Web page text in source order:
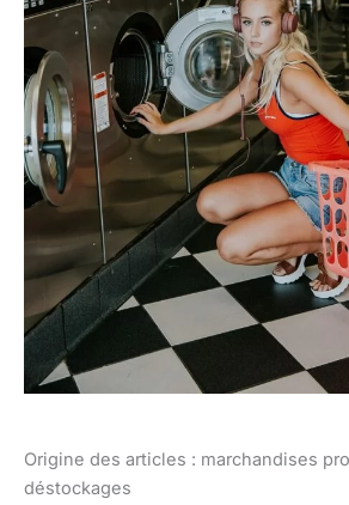
Origine des articles : marchandises
déstockages